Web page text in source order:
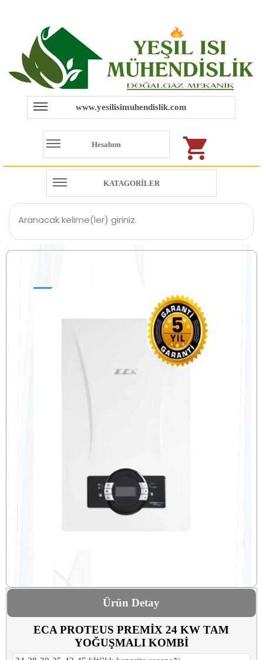
www.yesilisimuhendislik.com
Hesabım
KATAGORİLER
Aranacak kelime(ler) giriniz.
Ürün Detay
ECA PROTEUS PREMİX 24 KW TAM
YOĞUŞMALI KOMBİ